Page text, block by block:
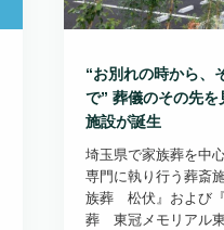
“お別れの時から、
で” 葬儀のその先
施設が誕生
埼玉県で家族葬を中
専門に執り行う葬斎
族葬 松伏』および
葬 東冠メモリアル